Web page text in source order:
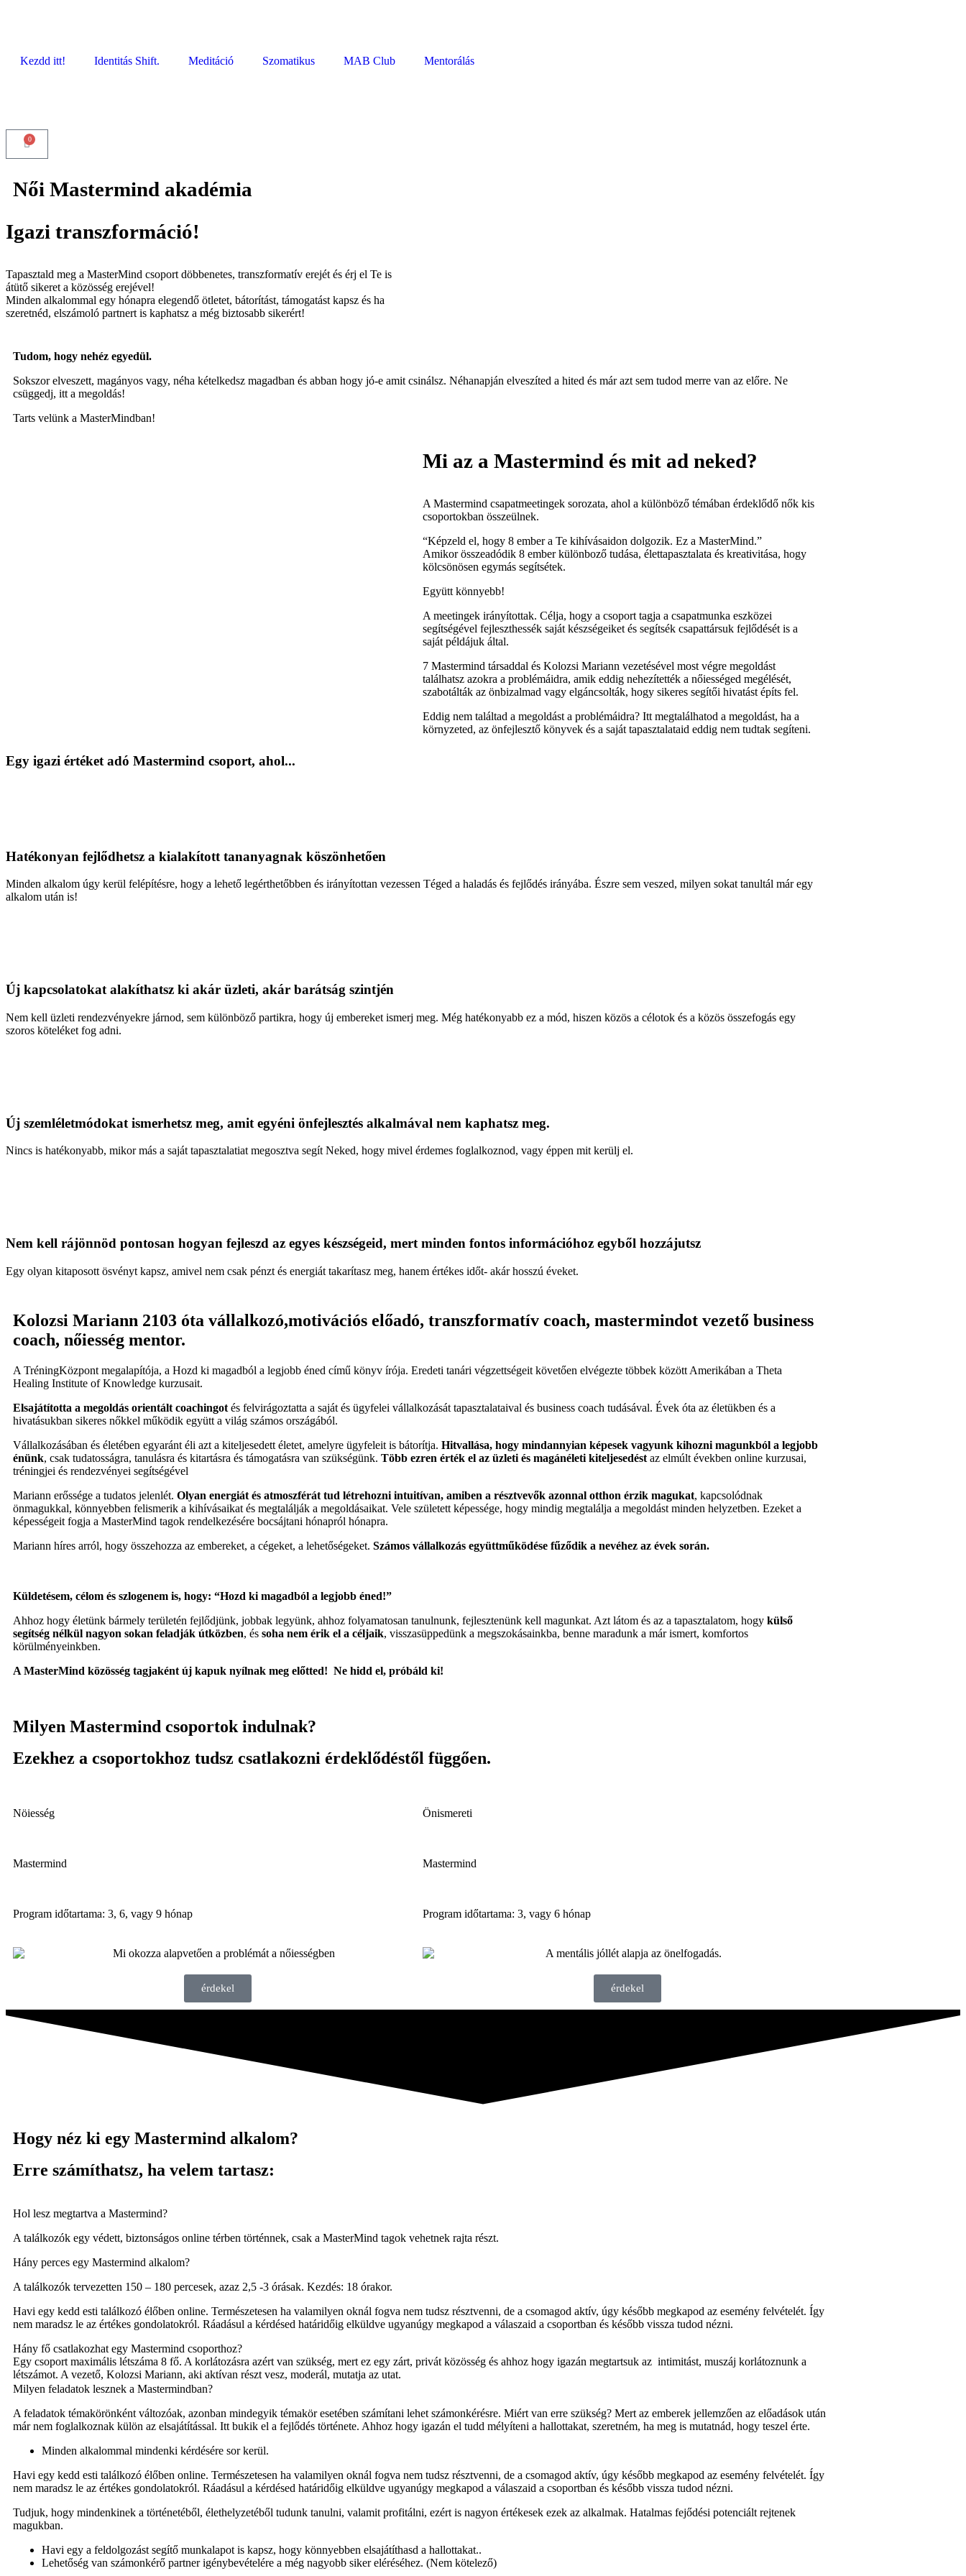
Kezdd itt! Identitás Shift. Meditáció Szomatikus MAB Club Mentorálás
0
Női Mastermind akadémia
Igazi transzformáció!
Tapasztald meg a MasterMind csoport döbbenetes, transzformatív erejét és érj el Te is
átütő sikeret a közösség erejével!
Minden alkalommal egy hónapra elegendő ötletet, bátorítást, támogatást kapsz és ha
szeretnéd, elszámoló partnert is kaphatsz a még biztosabb sikerért!
Tudom, hogy nehéz egyedül.
Sokszor elveszett, magányos vagy, néha kételkedsz magadban és abban hogy jó-e amit csinálsz. Néhanapján elveszíted a hited és már azt sem tudod merre van az előre. Ne
csüggedj, itt a megoldás!
Tarts velünk a MasterMindban!
Mi az a Mastermind és mit ad neked?
A Mastermind csapatmeetingek sorozata, ahol a különböző témában érdeklődő nők kis
csoportokban összeülnek.
“Képzeld el, hogy 8 ember a Te kihívásaidon dolgozik. Ez a MasterMind.”
Amikor összeadódik 8 ember különboző tudása, élettapasztalata és kreativitása, hogy
kölcsönösen egymás segítsétek.
Együtt könnyebb!
A meetingek irányítottak. Célja, hogy a csoport tagja a csapatmunka eszközei
segítségével fejleszthessék saját készségeiket és segítsék csapattársuk fejlődését is a
saját példájuk által.
7 Mastermind társaddal és Kolozsi Mariann vezetésével most végre megoldást
találhatsz azokra a problémáidra, amik eddig nehezítették a nőiességed megélését,
szabotálták az önbizalmad vagy elgáncsolták, hogy sikeres segítői hivatást építs fel.
Eddig nem találtad a megoldást a problémáidra? Itt megtalálhatod a megoldást, ha a
környzeted, az önfejlesztő könyvek és a saját tapasztalataid eddig nem tudtak segíteni.
Egy igazi értéket adó Mastermind csoport, ahol...
Hatékonyan fejlődhetsz a kialakított tananyagnak köszönhetően
Minden alkalom úgy kerül felépítésre, hogy a lehető legérthetőbben és irányítottan vezessen Téged a haladás és fejlődés irányába. Észre sem veszed, milyen sokat tanultál már egy
alkalom után is!
Új kapcsolatokat alakíthatsz ki akár üzleti, akár barátság szintjén
Nem kell üzleti rendezvényekre járnod, sem különböző partikra, hogy új embereket ismerj meg. Még hatékonyabb ez a mód, hiszen közös a célotok és a közös összefogás egy
szoros köteléket fog adni.
Új szemléletmódokat ismerhetsz meg, amit egyéni önfejlesztés alkalmával nem kaphatsz meg.
Nincs is hatékonyabb, mikor más a saját tapasztalatiat megosztva segít Neked, hogy mivel érdemes foglalkoznod, vagy éppen mit kerülj el.
Nem kell rájönnöd pontosan hogyan fejleszd az egyes készségeid, mert minden fontos információhoz egyből hozzájutsz
Egy olyan kitaposott ösvényt kapsz, amivel nem csak pénzt és energiát takarítasz meg, hanem értékes időt- akár hosszú éveket.
Kolozsi Mariann 2103 óta vállalkozó,motivációs előadó, transzformatív coach, mastermindot vezető business
coach, nőiesség mentor.
A TréningKözpont megalapítója, a Hozd ki magadból a legjobb éned című könyv írója. Eredeti tanári végzettségeit követően elvégezte többek között Amerikában a Theta
Healing Institute of Knowledge kurzusait.
Elsajátította a megoldás orientált coachingot és felvirágoztatta a saját és ügyfelei vállalkozását tapasztalataival és business coach tudásával. Évek óta az életükben és a
hivatásukban sikeres nőkkel működik együtt a világ számos országából.
Vállalkozásában és életében egyaránt éli azt a kiteljesedett életet, amelyre ügyfeleit is bátorítja. Hitvallása, hogy mindannyian képesek vagyunk kihozni magunkból a legjobb
énünk, csak tudatosságra, tanulásra és kitartásra és támogatásra van szükségünk. Több ezren érték el az üzleti és magánéleti kiteljesedést az elmúlt években online kurzusai,
tréningjei és rendezvényei segítségével
Mariann erőssége a tudatos jelenlét. Olyan energiát és atmoszférát tud létrehozni intuitívan, amiben a résztvevők azonnal otthon érzik magukat, kapcsolódnak
önmagukkal, könnyebben felismerik a kihívásaikat és megtalálják a megoldásaikat. Vele született képessége, hogy mindig megtalálja a megoldást minden helyzetben. Ezeket a
képességeit fogja a MasterMind tagok rendelkezésére bocsájtani hónapról hónapra.
Mariann híres arról, hogy összehozza az embereket, a cégeket, a lehetőségeket. Számos vállalkozás együttműködése fűződik a nevéhez az évek során.
Küldetésem, célom és szlogenem is, hogy: “Hozd ki magadból a legjobb éned!”
Ahhoz hogy életünk bármely területén fejlődjünk, jobbak legyünk, ahhoz folyamatosan tanulnunk, fejlesztenünk kell magunkat. Azt látom és az a tapasztalatom, hogy külső
segítség nélkül nagyon sokan feladják útközben, és soha nem érik el a céljaik, visszasüppedünk a megszokásainkba, benne maradunk a már ismert, komfortos
körülményeinkben.
A MasterMind közösség tagjaként új kapuk nyílnak meg előtted! Ne hidd el, próbáld ki!
Milyen Mastermind csoportok indulnak?
Ezekhez a csoportokhoz tudsz csatlakozni érdeklődéstől függően.
Nöiesség
Mastermind
Program időtartama: 3, 6, vagy 9 hónap
érdekel
Önismereti
Mastermind
Program időtartama: 3, vagy 6 hónap
érdekel
Hogy néz ki egy Mastermind alkalom?
Erre számíthatsz, ha velem tartasz:
Hol lesz megtartva a Mastermind?
A találkozók egy védett, biztonságos online térben történnek, csak a MasterMind tagok vehetnek rajta részt.
Hány perces egy Mastermind alkalom?
A találkozók tervezetten 150 – 180 percesek, azaz 2,5 -3 órásak. Kezdés: 18 órakor.
Havi egy kedd esti találkozó élőben online. Természetesen ha valamilyen oknál fogva nem tudsz résztvenni, de a csomagod aktív, úgy később megkapod az esemény felvételét. Így
nem maradsz le az értékes gondolatokról. Ráadásul a kérdésed határidőig elküldve ugyanúgy megkapod a válaszaid a csoportban és később vissza tudod nézni.
Hány fő csatlakozhat egy Mastermind csoporthoz?
Egy csoport maximális létszáma 8 fő. A korlátozásra azért van szükség, mert ez egy zárt, privát közösség és ahhoz hogy igazán megtartsuk az intimitást, muszáj korlátoznunk a
létszámot. A vezető, Kolozsi Mariann, aki aktívan részt vesz, moderál, mutatja az utat.
Milyen feladatok lesznek a Mastermindban?
A feladatok témakörönként változóak, azonban mindegyik témakör esetében számítani lehet számonkérésre. Miért van erre szükség? Mert az emberek jellemzően az előadások után
már nem foglalkoznak külön az elsajátítással. Itt bukik el a fejlődés története. Ahhoz hogy igazán el tudd mélyíteni a hallottakat, szeretném, ha meg is mutatnád, hogy teszel érte.
Minden alkalommal mindenki kérdésére sor kerül.
Havi egy kedd esti találkozó élőben online. Természetesen ha valamilyen oknál fogva nem tudsz résztvenni, de a csomagod aktív, úgy később megkapod az esemény felvételét. Így
nem maradsz le az értékes gondolatokról. Ráadásul a kérdésed határidőig elküldve ugyanúgy megkapod a válaszaid a csoportban és később vissza tudod nézni.
Tudjuk, hogy mindenkinek a történetéből, élethelyzetéből tudunk tanulni, valamit profitálni, ezért is nagyon értékesek ezek az alkalmak. Hatalmas fejődési potenciált rejtenek
magukban.
Havi egy a feldolgozást segítő munkalapot is kapsz, hogy könnyebben elsajátíthasd a hallottakat..
Lehetőség van számonkérő partner igénybevételére a még nagyobb siker eléréséhez. (Nem kötelező)